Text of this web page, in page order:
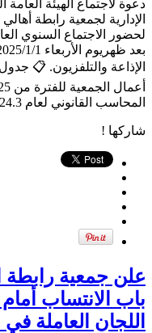
الإدارية لجمعية رابطة
لحضور الاجتماع السنوي
المحاسب القانوني لعام 2024.3- إقرار ...
شاركها !
علن جمعية رابطة
باب الانتساب أمام
اللجان العاملة